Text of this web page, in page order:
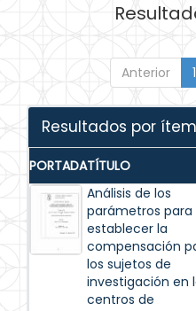
Anterior 1
Resultados por
PORTADATÍTULO
Análisis de los
parámetros para
establecer la
compensación
los sujetos de
investigación en
centros de